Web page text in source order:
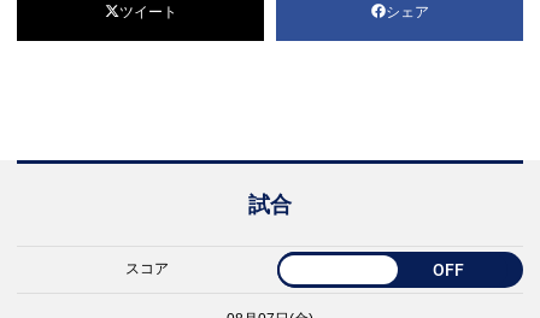
ツイート シェア
試合
スコア OFF